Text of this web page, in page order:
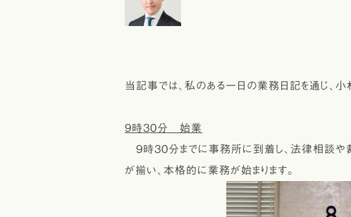
当記事では、私のある一日の業務日記を通じ、
9時30分 始業
9時30分までに事務所に到着し、法律相談や
が揃い、本格的に業務が始まります。